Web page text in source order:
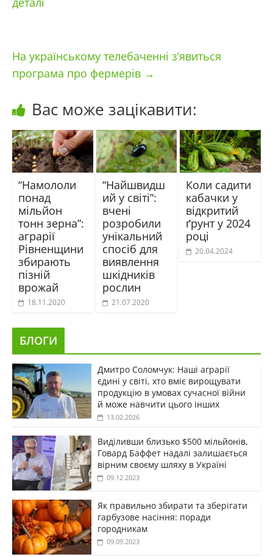
На українському телебаченні з’явиться
програма про фермерів →
Вас може зацікавити:
“Намололи
понад
мільйон
тонн зерна”:
аграрії
Рівненщини
збирають
пізній
врожай
18.11.2020
“Найшвидш
ий у світі”:
вчені
розробили
унікальний
спосіб для
виявлення
шкідників
рослин
21.07.2020
Коли садити
кабачки у
відкритий
ґрунт у 2024
році
20.04.2024
БЛОГИ
Дмитро Соломчук: Наші аграрії
єдині у світі, хто вміє вирощувати
продукцію в умовах сучасної війни
й може навчити цього інших
13.02.2026
Виділивши близько $500 мільйонів,
Говард Баффет надалі залишається
вірним своєму шляху в Україні
09.12.2023
Як правильно збирати та зберігати
гарбузове насіння: поради
городникам
09.09.2023